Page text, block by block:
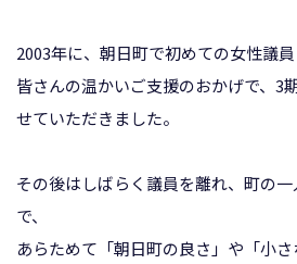
2003年に、朝日町で初めての女性議員
皆さんの温かいご支援のおかげで、3
せていただきました。
その後はしばらく議員を離れ、町の
で、
あらためて「朝日町の良さ」や「小